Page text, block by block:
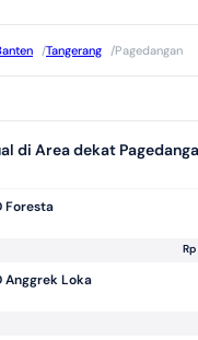
/Tangerang /Pagedangan
di Area dekat
Foresta
Anggrek Loka